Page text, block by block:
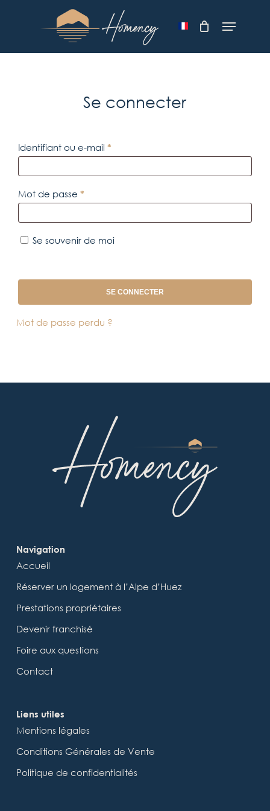
content
Menu
Se connecter
Identifiant ou e-mail *Obligatoire
Mot de passe *Obligatoire
Se souvenir de moi
SE CONNECTER
Mot de passe perdu ?
Navigation
Accueil
Réserver un logement à l’Alpe d’Huez
Prestations propriétaires
Devenir franchisé
Foire aux questions
Contact
Liens utiles
Mentions légales
Conditions Générales de Vente
Politique de confidentialités